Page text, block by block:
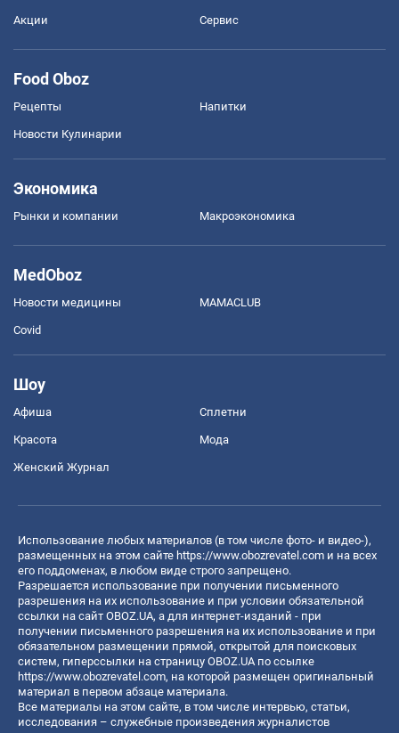
Акции Сервис
Food Oboz
Рецепты Напитки
Новости Кулинарии
Экономика
Рынки и компании Mакроэкономика
MedOboz
Новости медицины MAMACLUB
Covid
Шоу
Афиша Сплетни
Красота Мода
Женский Журнал
Использование любых материалов (в том числе фото- и видео-),
размещенных на этом сайте https://www.obozrevatel.com и на всех
его поддоменах, в любом виде строго запрещено.
Разрешается использование при получении письменного
разрешения на их использование и при условии обязательной
ссылки на сайт OBOZ.UA, а для интернет-изданий - при
получении письменного разрешения на их использование и при
обязательном размещении прямой, открытой для поисковых
систем, гиперссылки на страницу OBOZ.UA по ссылке
https://www.obozrevatel.com, на которой размещен оригинальный
материал в первом абзаце материала.
Все материалы на этом сайте, в том числе интервью, статьи,
исследования – служебные произведения журналистов